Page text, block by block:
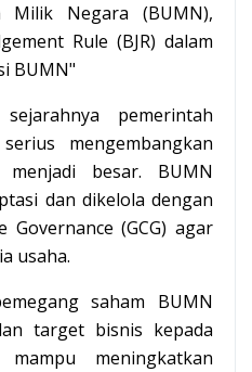
Milik Negara (BUMN),
Rule (BJR) dalam
BUMN"
pemerintah
mengembangkan
besar. BUMN
dan dikelola dengan
(GCG) agar
usaha.
saham BUMN
target bisnis kepada
meningkatkan